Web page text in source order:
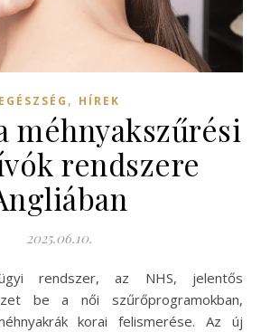
EGÉSZSÉG , HÍREK
méhnyakszűrési
rendszere
2025.06.10.
be a női szűrőprogramokban,
korai felismerése. Az új